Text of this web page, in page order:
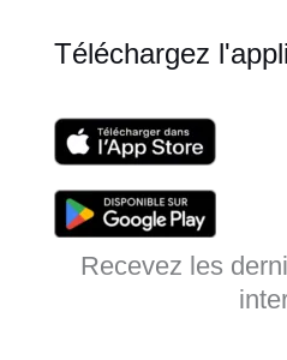
Téléchargez
Recevez les